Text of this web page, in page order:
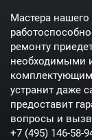
Мастера нашего
ремонту
необходимыми
устранит даже
предоставит
вопросы и
+7 (495) 146-58-